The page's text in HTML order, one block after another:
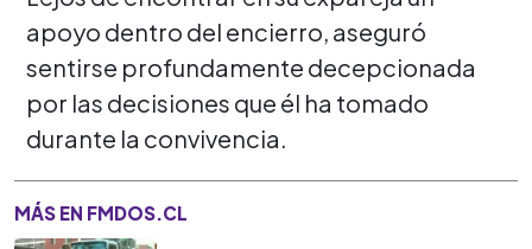
apoyo dentro del encierro, aseguró
sentirse profundamente decepcionada
por las decisiones que él ha tomado
durante la convivencia.
MÁS EN FMDOS.CL